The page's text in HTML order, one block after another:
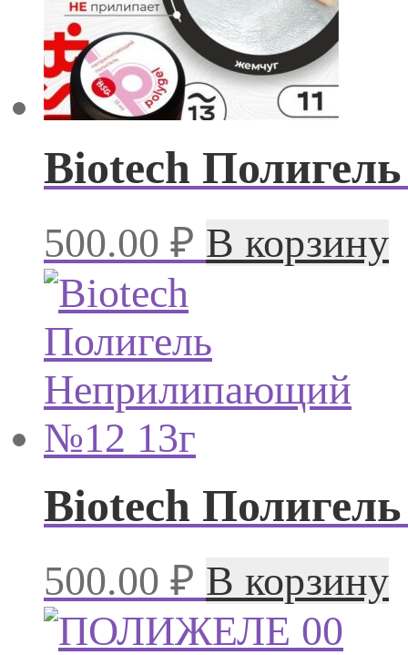
Biotech
500.00 ₽ В корзину
Biotech
500.00 ₽ В корзину